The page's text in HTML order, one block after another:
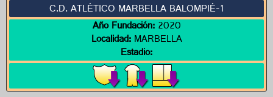
C.D. ATLÉTICO MARBELLA BALOMPIÉ-1
Año Fundación:2020
Localidad:MARBELLA
Estadio: